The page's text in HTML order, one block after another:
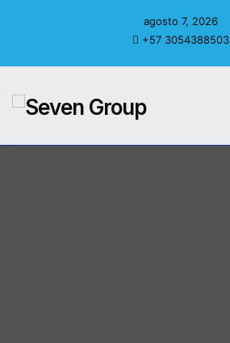
agosto 7, 2026
+57 3054388503